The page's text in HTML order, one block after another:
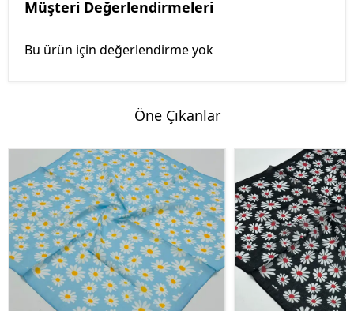
Müşteri Değerlendirmeleri
Bu ürün için değerlendirme yok
Öne Çıkanlar